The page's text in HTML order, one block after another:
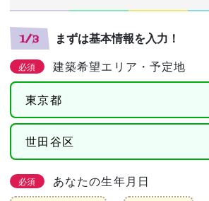
1/3 まずは基本情報を入力！
必須 建築希望エリア・予定地
必須 あなたの生年月日